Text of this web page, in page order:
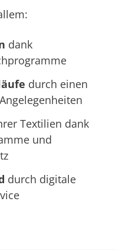
dank
durch einen
Textilien dank
und
durch digitale